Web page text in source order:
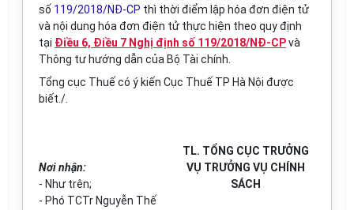
số 119/2018/NĐ-CP thì thời điểm lập hóa đơn điện tử
và nội dung hóa đơn điện tử thực hiện theo quy định
tại Điều 6, Điều 7 Nghị định số 119/2018/NĐ-CPvà
Thông tư hướng dẫn của Bộ Tài chính.
Tổng cục Thuế có ý kiến Cục Thuế TP Hà Nội được
biết./.
Nơi nhận:
- Như trên;
- Phó TCTr Nguyễn Thế
TL. TỔNG CỤC TRƯỞNG
VỤ TRƯỞNG VỤ CHÍNH
SÁCH